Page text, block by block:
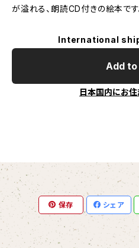
が溢れる、朗読CD付きの絵本です
International
Add
日本国内にお
保存 シェア